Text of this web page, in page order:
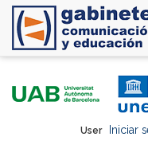
User Iniciar